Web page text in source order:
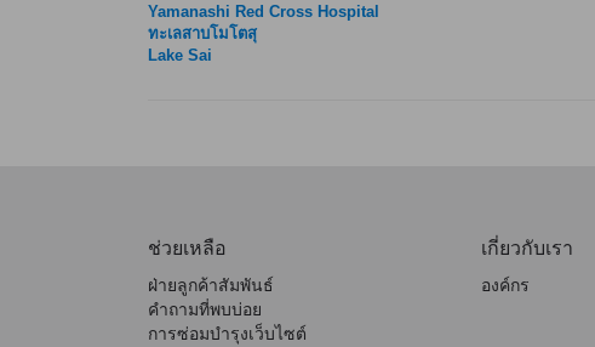
Yamanashi Red Cross Hospital
ทะเลสาบโมโตสุ
Lake Sai
ช่วยเหลือ
ฝ่ายลูกค้าสัมพันธ์
คำถามที่พบบ่อย
การซ่อมบำรุงเว็บไซต์
เกี่ยวกับเรา
องค์กร